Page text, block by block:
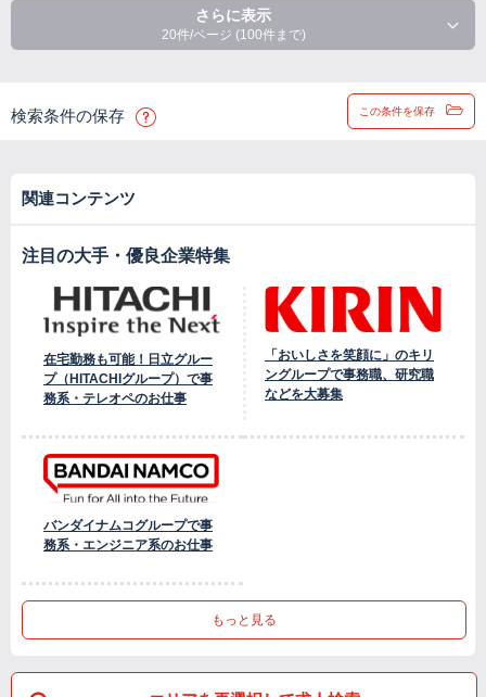
さらに表示
20件/ページ (100件まで)
検索条件の保存 この条件を保存
関連コンテンツ
注目の大手・優良企業特集
在宅勤務も可能！日立グルー
プ（HITACHIグループ）で事
務系・テレオペのお仕事
「おいしさを笑顔に」のキリ
ングループで事務職、研究職
などを大募集
バンダイナムコグループで事
務系・エンジニア系のお仕事
もっと見る